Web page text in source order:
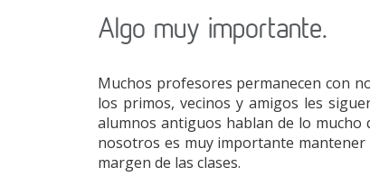
Algo muy importante.
Muchos profesores permanecen con
los primos, vecinos y amigos les
alumnos antiguos hablan de lo
nosotros es muy importante mantener
margen de las clases.